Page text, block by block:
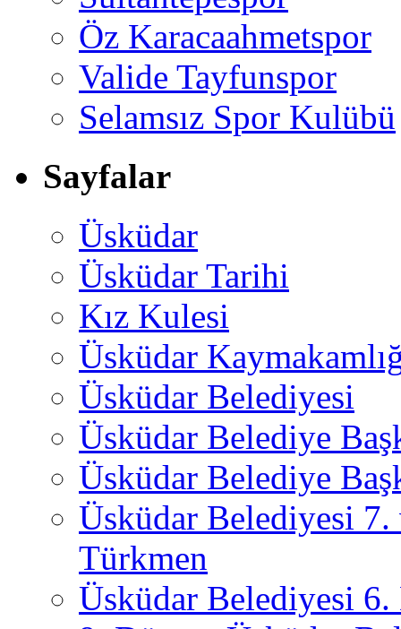
Öz Karacaahmetspor
Valide Tayfunspor
Selamsız Spor Kulübü
Sayfalar
Üsküdar
Üsküdar Tarihi
Kız Kulesi
Üsküdar
Üsküdar Belediyesi
Üsküdar Belediye
Üsküdar Belediye
Üsküdar Belediyesi
Türkmen
Üsküdar Belediyesi 6.